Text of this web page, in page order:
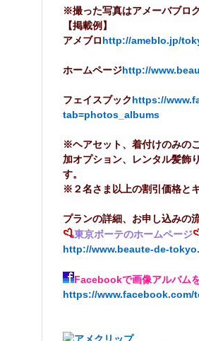
※撮った写真はアメーバブロ
【掲載例】
アメブロhttp://ameblo.jp/
ホームページhttp://
フェイスブックhttps://
tab=photos_albums
※ヘアセット、着付けのみの
加オプション、レンタル髪飾
す。
※２名さま以上の割引価格と
プランの詳細、お申し込みの
東京ボーテのホームページ
http://www.beaute-de-
Facebookで画像アルバム
https://